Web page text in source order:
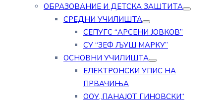
ОБРАЗОВАНИЕ И ДЕТСКА ЗАШТИТА
СРЕДНИ УЧИЛИШТА
СЕПУГС “АРСЕНИ ЈОВКОВ”
СУ “ЗЕФ ЉУШ МАРКУ”
ОСНОВНИ УЧИЛИШТА
ЕЛЕКТРОНСКИ УПИС НА
ПРВАЧИЊА
ООУ„ПАНАЈОТ ГИНОВСКИ“